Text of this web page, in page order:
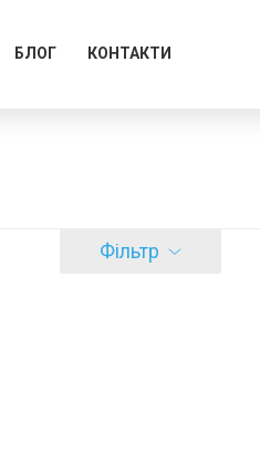
БЛОГ КОНТАКТИ
Фільтр